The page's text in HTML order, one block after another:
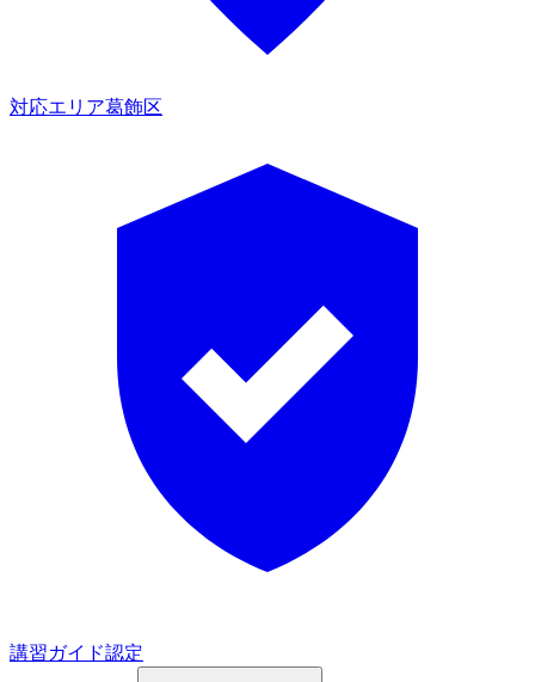
対応エリア葛飾区
講習ガイド認定